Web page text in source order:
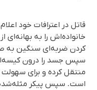
قاتل در اعترافات خود
خانواده‌اش را به بهانه‌ای
کردن ضربه‌ای سنگین به
سپس جسد را درون کیسه‌ای
منتقل کرده و برای سهولت
است. سپس پیکر مثله‌شده